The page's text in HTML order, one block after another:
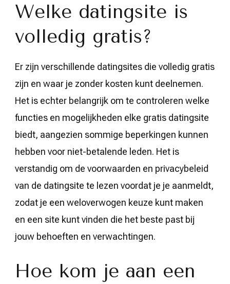
Welke datingsite is
volledig gratis?
Er zijn verschillende datingsites die volledig gratis
zijn en waar je zonder kosten kunt deelnemen.
Het is echter belangrijk om te controleren welke
functies en mogelijkheden elke gratis datingsite
biedt, aangezien sommige beperkingen kunnen
hebben voor niet-betalende leden. Het is
verstandig om de voorwaarden en privacybeleid
van de datingsite te lezen voordat je je aanmeldt,
zodat je een weloverwogen keuze kunt maken
en een site kunt vinden die het beste past bij
jouw behoeften en verwachtingen.
Hoe kom je aan een